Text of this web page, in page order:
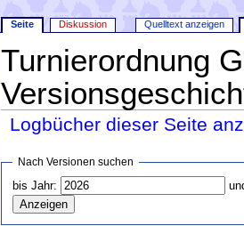
Turnierordnung
Logbücher dieser Seite
Nach Versionen suchen
bis Jahr:
Seite Diskussion Quelltext anzeigen